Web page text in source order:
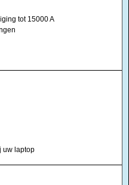
tot 15000 A
uw laptop